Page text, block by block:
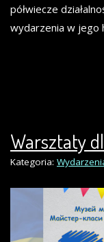
półwiecze
wydarzenia w jego
Warsztaty
Kategoria: